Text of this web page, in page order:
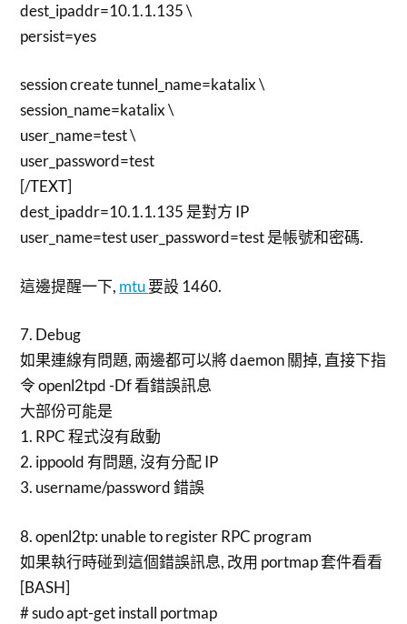
dest_ipaddr=10.1.1.135 \
persist=yes
session create tunnel_name=katalix \
session_name=katalix \
user_name=test \
user_password=test
[/TEXT]
dest_ipaddr=10.1.1.135 是對方 IP
user_name=test user_password=test 是帳號和密碼.
這邊提醒一下, mtu要設 1460.
7. Debug
如果連線有問題, 兩邊都可以將 daemon 關掉, 直接下指
令 openl2tpd -Df 看錯誤訊息
大部份可能是
1. RPC 程式沒有啟動
2. ippoold 有問題, 沒有分配 IP
3. username/password 錯誤
8. openl2tp: unable to register RPC program
如果執行時碰到這個錯誤訊息, 改用 portmap 套件看看
[BASH]
# sudo apt-get install portmap